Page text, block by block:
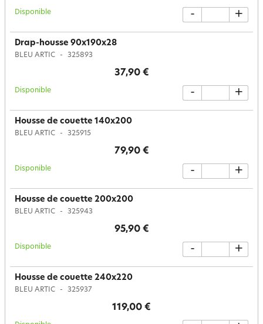
Disponible - +
Drap-housse 90x190x28
BLEU ARTIC 325893
37,90 €
Disponible - +
Housse de couette 140x200
BLEU ARTIC 325915
79,90 €
Disponible - +
Housse de couette 200x200
BLEU ARTIC 325943
95,90 €
Disponible - +
Housse de couette 240x220
BLEU ARTIC 325937
119,00 €